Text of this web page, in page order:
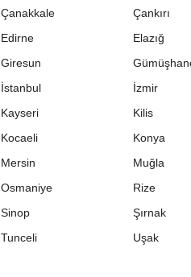
Çanakkale Çankırı
Edirne Elazığ
Giresun
İstanbul İzmir
Kayseri Kilis
Kocaeli Konya
Mersin Muğla
Osmaniye Rize
Sinop Şırnak
Tunceli Uşak